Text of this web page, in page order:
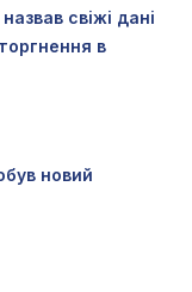
свіжі дані
в
новий